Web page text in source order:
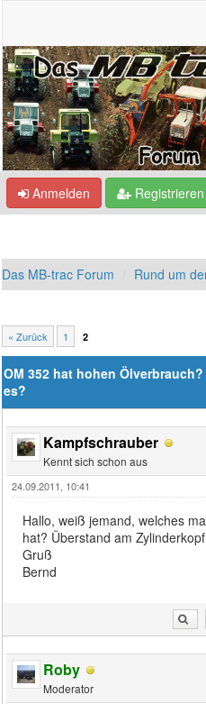
Anmelden Registrieren
Das MB-trac Forum Rund um
« Zurück 1 2
OM 352 hat hohen
es?
Kampfschrauber
Kennt sich schon aus
24.09.2011, 10:41
Hallo, weiß jemand, welches
hat? Überstand am
Gruß
Bernd
Roby
Moderator